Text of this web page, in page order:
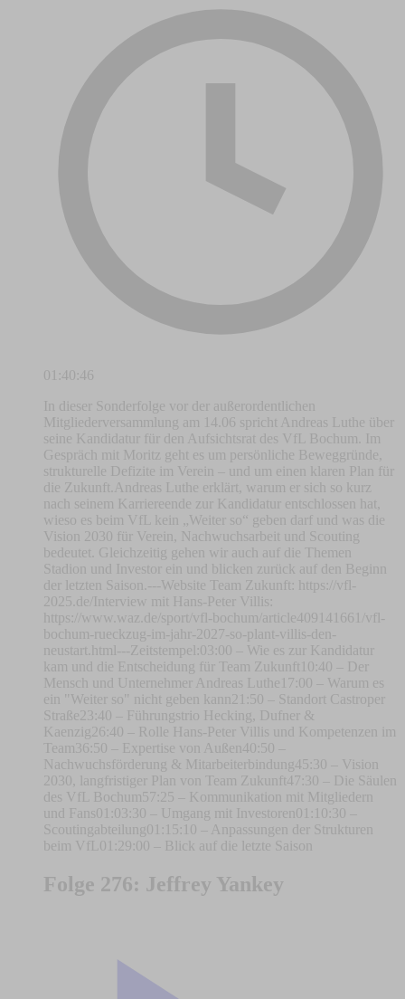
01:40:46
In dieser Sonderfolge vor der außerordentlichen
Mitgliederversammlung am 14.06 spricht Andreas Luthe über
seine Kandidatur für den Aufsichtsrat des VfL Bochum. Im
Gespräch mit Moritz geht es um persönliche Beweggründe,
strukturelle Defizite im Verein – und um einen klaren Plan für
die Zukunft.Andreas Luthe erklärt, warum er sich so kurz
nach seinem Karriereende zur Kandidatur entschlossen hat,
wieso es beim VfL kein „Weiter so“ geben darf und was die
Vision 2030 für Verein, Nachwuchsarbeit und Scouting
bedeutet. Gleichzeitig gehen wir auch auf die Themen
Stadion und Investor ein und blicken zurück auf den Beginn
der letzten Saison.---Website Team Zukunft: https://vfl-
2025.de/Interview mit Hans-Peter Villis:
https://www.waz.de/sport/vfl-bochum/article409141661/vfl-
bochum-rueckzug-im-jahr-2027-so-plant-villis-den-
neustart.html---Zeitstempel:03:00 – Wie es zur Kandidatur
kam und die Entscheidung für Team Zukunft10:40 – Der
Mensch und Unternehmer Andreas Luthe17:00 – Warum es
ein "Weiter so" nicht geben kann21:50 – Standort Castroper
Straße23:40 – Führungstrio Hecking, Dufner &
Kaenzig26:40 – Rolle Hans-Peter Villis und Kompetenzen im
Team36:50 – Expertise von Außen40:50 –
Nachwuchsförderung & Mitarbeiterbindung45:30 – Vision
2030, langfristiger Plan von Team Zukunft47:30 – Die Säulen
des VfL Bochum57:25 – Kommunikation mit Mitgliedern
und Fans01:03:30 – Umgang mit Investoren01:10:30 –
Scoutingabteilung01:15:10 – Anpassungen der Strukturen
beim VfL01:29:00 – Blick auf die letzte Saison
Folge 276: Jeffrey Yankey